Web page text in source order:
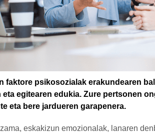
faktore psikosozialak erakundearen
eta egitearen edukia. Zure pertsonen
eta bere jardueren garapenera.
eskakizun emozionalak, lanaren